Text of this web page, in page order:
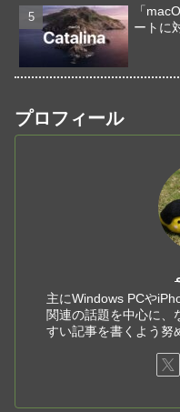
「
ートに
プロフィール
主にWindows PCや
関連の話題を中心に、
すい記事を書くよう努